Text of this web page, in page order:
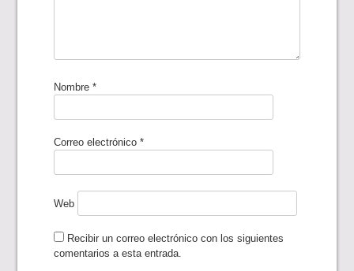
Nombre*
Correo electrónico*
Web
Recibir un correo electrónico con los siguientes
comentarios a esta entrada.